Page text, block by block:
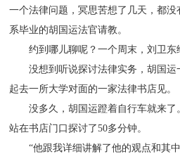
一个法律问题，冥思苦想了几天，都
系毕业的胡国运法官请教。
约到哪儿聊呢？一个周末，刘卫东
没想到听说探讨法律实务，胡国运
起去一所大学对面的一家法律书店见。
没多久，胡国运蹬着自行车就来了
站在书店门口探讨了50多分钟。
“他跟我详细讲解了他的观点和其中